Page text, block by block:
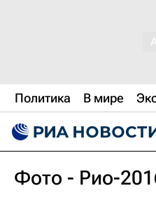
Политика В мире
Фото - Рио-